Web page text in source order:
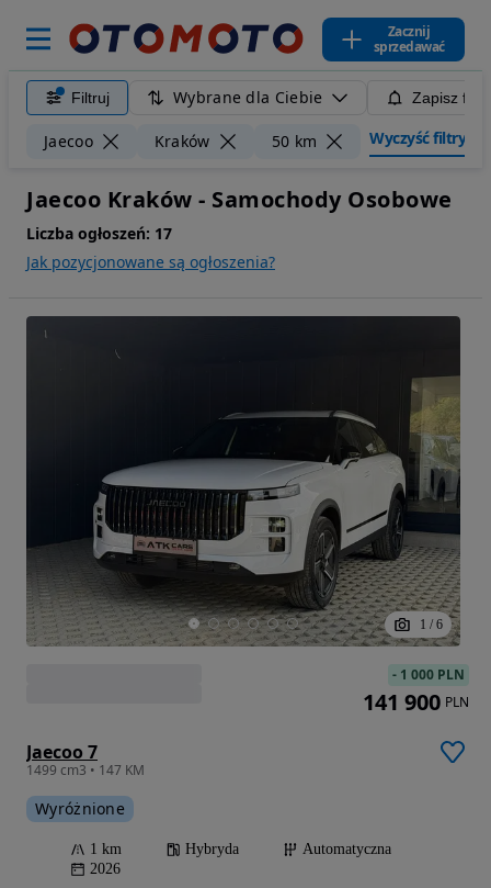
Zacznij
sprzedawać
Filtruj Wybrane dla Ciebie Zapisz
Jaecoo Kraków 50 km Wyczyść filtry
Jaecoo Kraków - Samochody Osobowe
Liczba ogłoszeń: 17
Jak pozycjonowane są ogłoszenia?
1 / 6
Jaecoo 7
1499 cm3 • 147 KM
Wyróżnione
1 km Hybryda
Automatyczna
2026
- 1 000 PLN
141 900 PLN